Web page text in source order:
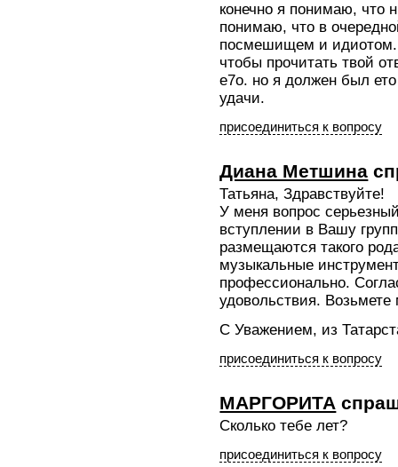
конечно я понимаю, что
понимаю, что в
посмешищем и идиотом.
чтобы прочитать твой
е7о. но я должен был
удачи.
присоединиться к вопросу
Диана Метшина
Татьяна, Здравствуйте!
У меня вопрос
вступлении в Вашу
размещаются такого
музыкальные
профессионально.
удовольствия. Возьмете
С Уважением, из
присоединиться к вопросу
МАРГОРИТА
Сколько тебе лет?
присоединиться к вопросу